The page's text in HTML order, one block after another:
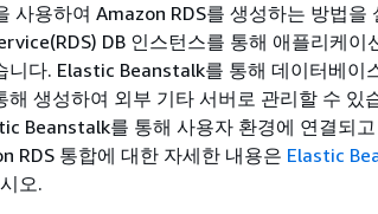
용하여 Amazon RDS를 생성하는 방법을
DB 인스턴스를 통해 애플리케이
니다. Elastic Beanstalk를 통해 데이터베이
생성하여 외부 기타 서버로 관리할 수 있
Beanstalk를 통해 사용자 환경에 연결되
RDS 통합에 대한 자세한 내용은 Elastic
오.